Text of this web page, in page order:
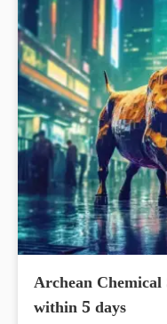
Archean
within 5 days